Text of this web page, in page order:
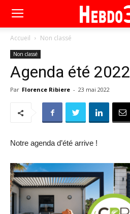
Accueil Non classé
Non classé
Agenda été 2022
Par Florence Ribiere - 23 mai 2022
Notre agenda d’été arrive !